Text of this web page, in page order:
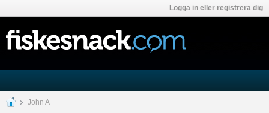
Logga in eller registrera dig
John A